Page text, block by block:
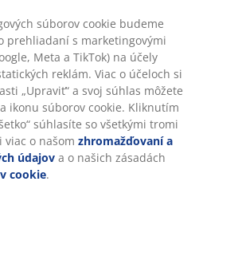
súborov cookie budeme
prehliadaní s marketingovými
Meta a TikTok) na účely
reklám. Viac o účeloch si
„Upraviť“ a svoj súhlas môžete
ikonu súborov cookie. Kliknutím
súhlasíte so všetkými tromi
viac o našom zhromažďovaní a
údajov a o našich zásadách
cookie.